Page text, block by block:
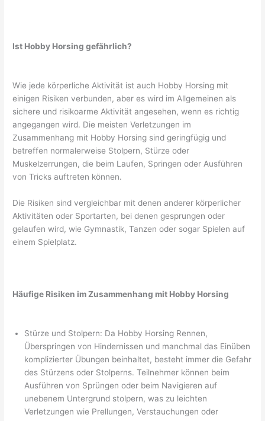
Ist Hobby Horsing gefährlich?
Wie jede körperliche Aktivität ist auch Hobby Horsing mit
einigen Risiken verbunden, aber es wird im Allgemeinen als
sichere und risikoarme Aktivität angesehen, wenn es richtig
angegangen wird. Die meisten Verletzungen im
Zusammenhang mit Hobby Horsing sind geringfügig und
betreffen normalerweise Stolpern, Stürze oder
Muskelzerrungen, die beim Laufen, Springen oder Ausführen
von Tricks auftreten können.
Die Risiken sind vergleichbar mit denen anderer körperlicher
Aktivitäten oder Sportarten, bei denen gesprungen oder
gelaufen wird, wie Gymnastik, Tanzen oder sogar Spielen auf
einem Spielplatz.
Häufige Risiken im Zusammenhang mit Hobby Horsing
Stürze und Stolpern: Da Hobby Horsing Rennen,
Überspringen von Hindernissen und manchmal das Einüben
komplizierter Übungen beinhaltet, besteht immer die Gefahr
des Stürzens oder Stolperns. Teilnehmer können beim
Ausführen von Sprüngen oder beim Navigieren auf
unebenem Untergrund stolpern, was zu leichten
Verletzungen wie Prellungen, Verstauchungen oder